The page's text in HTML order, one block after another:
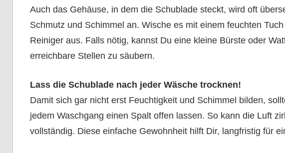
Auch das Gehäuse, in dem die Schublade steckt, wird oft
Schmutz und Schimmel an. Wische es mit einem feuchten
Reiniger aus. Falls nötig, kannst Du eine kleine Bürste oder
erreichbare Stellen zu säubern.
Lass die Schublade nach jeder Wäsche trocknen!
Damit sich gar nicht erst Feuchtigkeit und Schimmel bilden,
jedem Waschgang einen Spalt offen lassen. So kann die Luft
vollständig. Diese einfache Gewohnheit hilft Dir, langfristig für